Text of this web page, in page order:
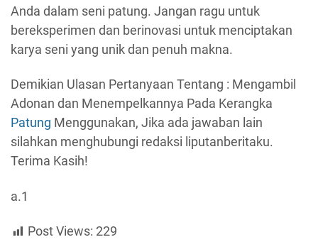
Anda dalam seni patung. Jangan ragu untuk
bereksperimen dan berinovasi untuk menciptakan
karya seni yang unik dan penuh makna.
Demikian Ulasan Pertanyaan Tentang : Mengambil
Adonan dan Menempelkannya Pada Kerangka
Patung Menggunakan, Jika ada jawaban lain
silahkan menghubungi redaksi liputanberitaku.
Terima Kasih!
a.1
Post Views: 229